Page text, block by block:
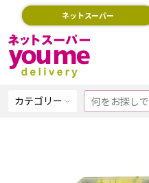
ネットスーパー
カテゴリー